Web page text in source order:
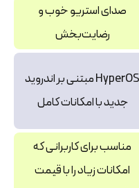
صدای استریو خوب و
رضایت‌بخش
HyperOS مبتنی بر اندروید
جدید با امکانات کامل
مناسب برای کاربرانی که
امکانات زیاد را با قیمت